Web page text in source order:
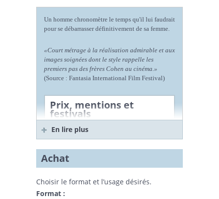
Un homme chronomètre le temps qu'il lui faudrait
pour se débarrasser définitivement de sa femme.
«Court métrage à la réalisation admirable et aux
images soignées dont le style rappelle les
premiers pas des frères Cohen au cinéma.»
(Source : Fantasia International Film Festival)
Prix, mentions et
festivals
Prix Abitibi
Consolidated 2001
du meilleur court
métrage québécois
L’Internationale du court-
(Alma, Qc, Canada)
En lire plus
Achat
Choisir le format et l’usage désirés.
Format :